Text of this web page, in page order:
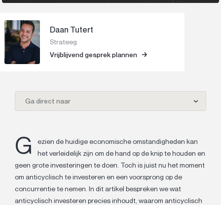
Daan Tutert
Strateeg
Vrijblijvend gesprek plannen
Ga direct naar
G
ezien de huidige economische omstandigheden kan
het verleidelijk zijn om de hand op de knip te houden en
geen grote investeringen te doen. Toch is juist nu het moment
om anticyclisch te investeren en een voorsprong op de
concurrentie te nemen. In dit artikel bespreken we wat
anticyclisch investeren precies inhoudt, waarom anticyclisch